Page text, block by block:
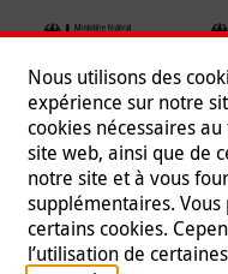
Suivez-nous
Nous utilisons des
expérience sur notre
cookies nécessaires
site web, ainsi que de
notre site et à vous
supplémentaires.
certains cookies.
l’utilisation de